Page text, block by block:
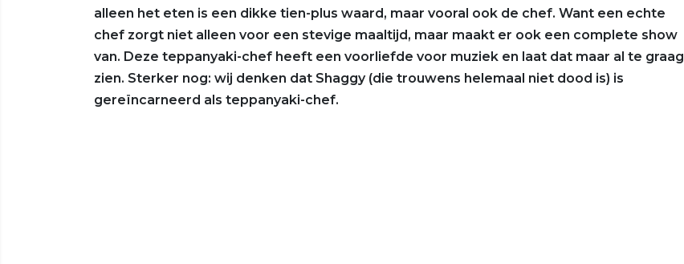
alleen het eten is een dikke tien-plus waard, maar vooral ook de chef. Want een echte
chef zorgt niet alleen voor een stevige maaltijd, maar maakt er ook een complete show
van. Deze teppanyaki-chef heeft een voorliefde voor muziek en laat dat maar al te graag
zien. Sterker nog: wij denken dat Shaggy (die trouwens helemaal niet dood is) is
gereïncarneerd als teppanyaki-chef.